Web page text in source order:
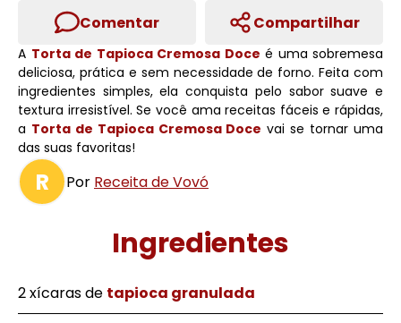
Comentar Compartilhar
A Torta de Tapioca Cremosa Doce é uma sobremesa
deliciosa, prática e sem necessidade de forno. Feita com
ingredientes simples, ela conquista pelo sabor suave e
textura irresistível. Se você ama receitas fáceis e rápidas,
a Torta de Tapioca Cremosa Doce vai se tornar uma
das suas favoritas!
R Por Receita de Vovó
Ingredientes
2 xícaras de tapioca granulada